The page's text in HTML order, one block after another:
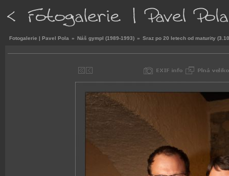
Fotogalerie | Pavel Pola » Náš gympl (1989-1993) » Sraz po 20 letech od maturity